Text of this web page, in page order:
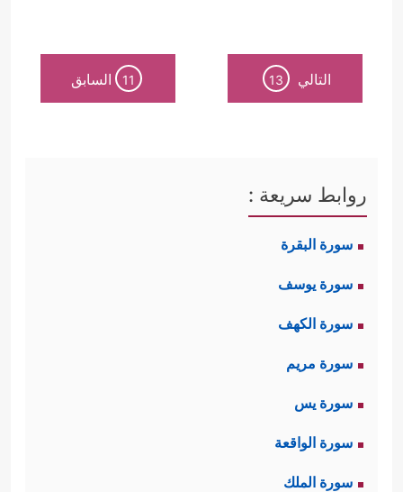
التالي 13
11 السابق
روابط سريعة :
سورة البقرة
سورة يوسف
سورة الكهف
سورة مريم
سورة يس
سورة الواقعة
سورة الملك